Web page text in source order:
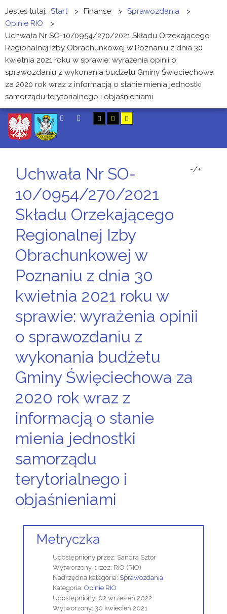
Jesteś tutaj: Start > Finanse > Sprawozdania
>
Opinie RIO
>
Uchwała Nr SO-10/0954/270/2021 Składu Orzekającego
Regionalnej Izby Obrachunkowej w Poznaniu z dnia 30
kwietnia 2021 roku w sprawie: wyrażenia opinii o
sprawozdaniu z wykonania budżetu Gminy Święciechowa
za 2020 rok wraz z informacją o stanie mienia jednostki
samorządu terytorialnego i objaśnieniami
Uchwała Nr SO-
10/0954/270/2021
Składu Orzekającego
Regionalnej Izby
Obrachunkowej w
Poznaniu z dnia 30
kwietnia 2021 roku w
sprawie: wyrażenia opinii
o sprawozdaniu z
wykonania budżetu
Gminy Święciechowa za
2020 rok wraz z
informacją o stanie
mienia jednostki
samorządu
terytorialnego i
objaśnieniami
-/+
Metryczka
Udostępniony przez: Sandra Sztor
Wytworzony przez: RIO (RIO)
Nadrzędna kategoria: Sprawozdania
Kategoria: Opinie RIO
Udostępniony: 02 wrzesień 2022
Wytworzony: 30 kwiecień 2021